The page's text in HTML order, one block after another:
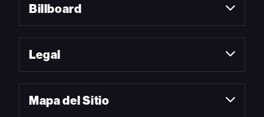
Billboard
Legal
Mapa del Sitio